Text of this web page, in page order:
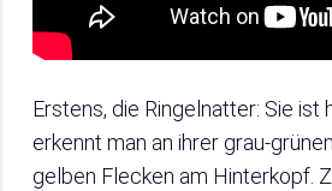
Erstens, die Ringelnatter: Sie ist
erkennt man an ihrer grau-
gelben Flecken am Hinterkopf.